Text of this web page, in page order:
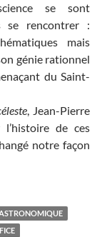
se sont
se rencontrer :
mais
génie rationnel
du Saint-
, Jean-Pierre
de ces
notre façon
romans (5) : L’Œil